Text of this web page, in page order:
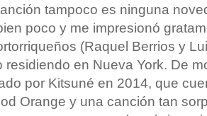
tampoco es ninguna
poco y me impresionó
(Raquel Berrios y
residiendo en Nueva York. De
por Kitsuné en 2014, que
Orange y una canción tan